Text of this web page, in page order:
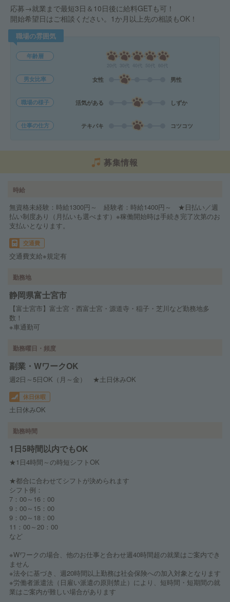
応募→就業まで最短3日＆10日後に給料GETも可！
開始希望日はご相談ください。1か月以上先の相談もOK！
職場の雰囲気
年齢層
男女比率 女性 男性
職場の様子 活気がある しずか
仕事の仕方 テキパキ コツコツ
募集情報
時給
無資格未経験：時給1300円～ 経験者：時給1400円～ ★日払い／週
払い制度あり（月払いも選べます）※稼働開始時は手続き完了次第のお
支払いとなります。
交通費
交通費支給※規定有
勤務地
静岡県富士宮市
【富士宮市】富士宮・西富士宮・源道寺・稲子・芝川など勤務地多
数！
※車通勤可
勤務曜日・頻度
副業・WワークOK
週2日～5日OK（月～金） ★土日休みOK
休日休暇
土日休みOK
勤務時間
1日5時間以内でもOK
★1日4時間～の時短シフトOK
★都合に合わせてシフトが決められます
シフト例：
7：00～16：00
9：00～15：00
9：00～18：00
11：00～20：00
など
※Wワークの場合、他のお仕事と合わせ週40時間超の就業はご案内でき
ません
※法令に基づき、週20時間以上勤務は社会保険への加入対象となります
※労働者派遣法（日雇い派遣の原則禁止）により、短時間・短期間の就
業はご案内が難しい場合があります